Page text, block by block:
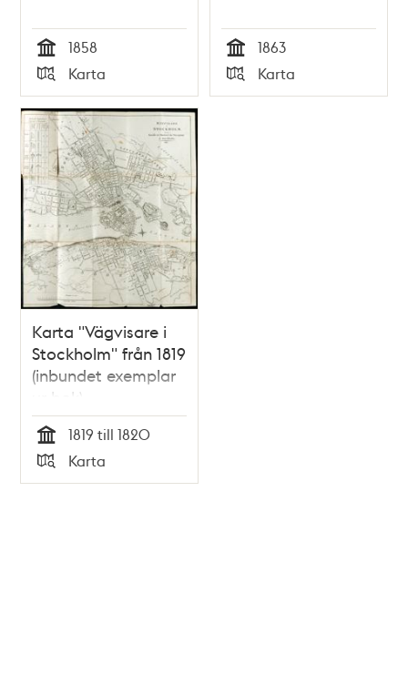
Tid
1858
Typ
Karta Tid
1863
Typ
Karta
Karta "Vägvisare i
Stockholm" från 1819
(inbundet exemplar
ur bok)
Tid
1819 till 1820
Typ
Karta